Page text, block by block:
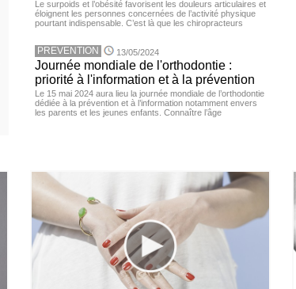
Le surpoids et l’obésité favorisent les douleurs articulaires et
éloignent les personnes concernées de l’activité physique
pourtant indispensable. C’est là que les chiropracteurs
PREVENTION 13/05/2024
Journée mondiale de l'orthodontie :
priorité à l'information et à la prévention
Le 15 mai 2024 aura lieu la journée mondiale de l’orthodontie
dédiée à la prévention et à l’information notamment envers
les parents et les jeunes enfants. Connaître l’âge